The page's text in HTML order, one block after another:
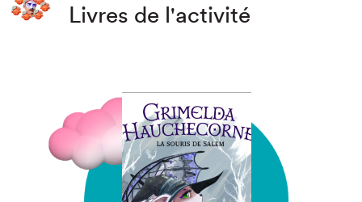
Livres de l'activité